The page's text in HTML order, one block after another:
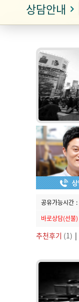
상담안내 keyboard_arrow_right
공유가능시간 :
바로상담(선불)
추천후기 (1) |